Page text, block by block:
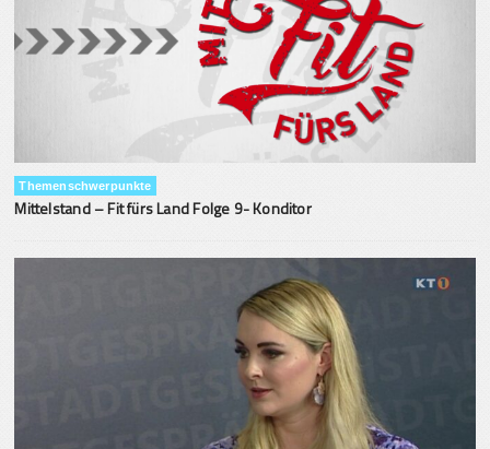
Themenschwerpunkte
Mittelstand – Fit fürs Land Folge 9- Konditor